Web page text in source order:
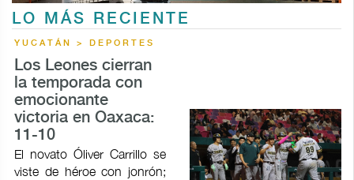
LO MÁS RECIENTE
YUCATÁN > DEPORTES
Los Leones cierran
la temporada con
emocionante
victoria en Oaxaca:
11-10
El novato Óliver Carrillo se
viste de héroe con jonrón;